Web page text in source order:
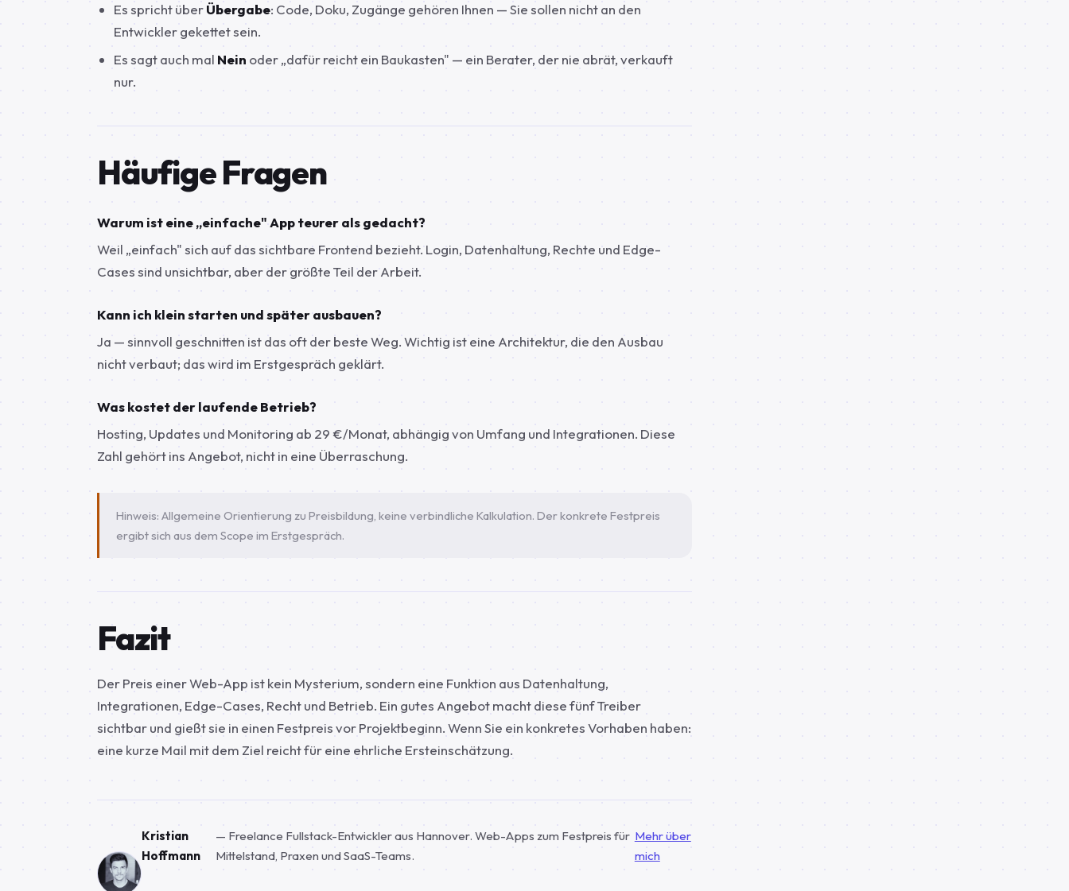
Es spricht überÜbergabe: Code, Doku, Zugänge gehören Ihnen — Sie sollen nicht an den
Entwickler gekettet sein.
Es sagt auch mal Nein oder „dafür reicht ein Baukasten" — ein Berater, der nie abrät, verkauft
nur.
Häufige Fragen
Warum ist eine „einfache" App teurer als gedacht?
Weil „einfach" sich auf das sichtbare Frontend bezieht. Login, Datenhaltung, Rechte und Edge-
Cases sind unsichtbar, aber der größte Teil der Arbeit.
Kann ich klein starten und später ausbauen?
Ja — sinnvoll geschnitten ist das oft der beste Weg. Wichtig ist eine Architektur, die den Ausbau
nicht verbaut; das wird im Erstgespräch geklärt.
Was kostet der laufende Betrieb?
Hosting, Updates und Monitoring ab 29 €/Monat, abhängig von Umfang und Integrationen. Diese
Zahl gehört ins Angebot, nicht in eine Überraschung.
Hinweis: Allgemeine Orientierung zu Preisbildung, keine verbindliche Kalkulation. Der konkrete Festpreis
ergibt sich aus dem Scope im Erstgespräch.
Fazit
Der Preis einer Web-App ist kein Mysterium, sondern eine Funktion aus Datenhaltung,
Integrationen, Edge-Cases, Recht und Betrieb. Ein gutes Angebot macht diese fünf Treiber
sichtbar und gießt sie in einen Festpreis vor Projektbeginn. Wenn Sie ein konkretes Vorhaben haben:
eine kurze Mail mit dem Ziel reicht für eine ehrliche Ersteinschätzung.
Kristian
Hoffmann
— Freelance Fullstack-Entwickler aus Hannover. Web-Apps zum Festpreis für
Mittelstand, Praxen und SaaS-Teams.
Mehr über
mich